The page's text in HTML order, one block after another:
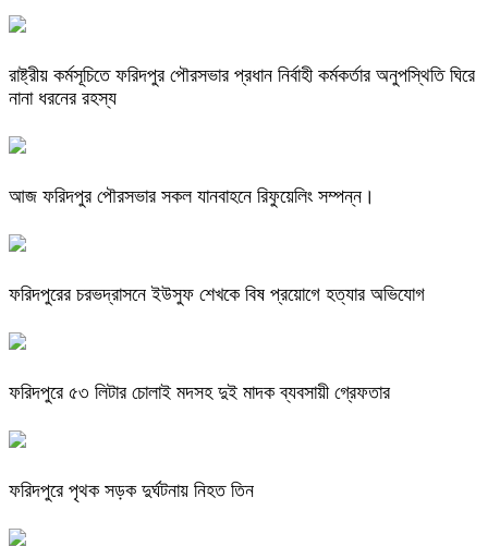
রাষ্ট্রীয় কর্মসূচিতে ফরিদপুর পৌরসভার প্রধান নির্বাহী কর্মকর্তার অনুপস্থিতি ঘিরে
নানা ধরনের রহস্য
আজ ফরিদপুর পৌরসভার সকল যানবাহনে রিফুয়েলিং সম্পন্ন।
ফরিদপুরের চরভদ্রাসনে ইউসুফ শেখকে বিষ প্রয়োগে হত্যার অভিযোগ
ফরিদপুরে ৫৩ লিটার চোলাই মদসহ দুই মাদক ব্যবসায়ী গ্রেফতার
ফরিদপুরে পৃথক সড়ক দুর্ঘটনায় নিহত তিন